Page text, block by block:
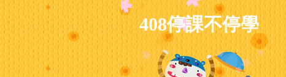
408停課不停學